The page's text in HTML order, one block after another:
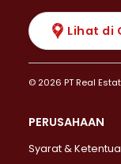
Lihat di
© 2026 PT Real
PERUSAHAAN
Syarat &